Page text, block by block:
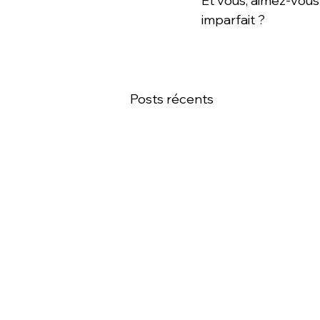
imparfait ?
Posts récents